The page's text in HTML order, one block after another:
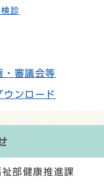
診
・審議会等
ウンロード
部健康推進課